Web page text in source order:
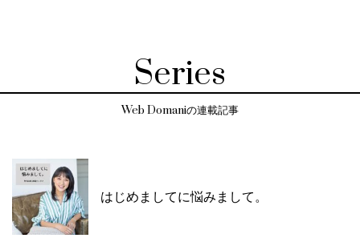
Series
Web Domaniの連載記事
はじめましてに悩みまして。